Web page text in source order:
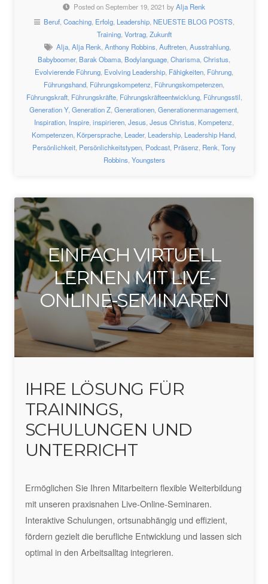
Posted on September 19, 2021 byAlja Renk
Beruf, Coaching, Erfolg, Leadership, NEUESTE BLOG POSTS
Training, Vortrag, Zukunft
Alja Alja Renk Anthony Robbins Auftreten Ausstrahlung
Babyboomer, Barak Obama Bodylanguage Charisma Christus
Evolvierende Führung Evolving Leadership Fähigkeiten Führung
Führungshand Führungskompetenz Führungskompetenzen
Führungskraft, Führungskräfte, Führungskräfteentwicklung, Führungsstil
Generation Y, Generation Z Generationen Generationenmanagement
Inspiration Inspire inspirieren Jesus Jesus Christus Kompetenz
Kompetenzen Körpersprache Leader, Leadership Leadership Hand
Persönlichkeit Persönlichkeitstypen Podcast Präsenz Renk Tony
Robbins, Youngsters
EINFACH VIRTUELL
LERNEN MIT LIVE-
ONLINE-SEMINAREN
IHRE LÖSUNG FÜR
TRAININGS,
SCHULUNGEN UND
UNTERRICHT
Ermöglichen Sie Ihren Mitarbeitern flexible Weiterbildung
mit unseren praxisnahen Live-Online-Seminaren.
Interaktive Schulungen, ortsunabhängig und effizient,
fördern gezielt die berufliche Entwicklung und lassen sich
optimal in den Arbeitsalltag integrieren.